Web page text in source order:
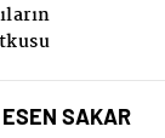
ESEN SAKAR